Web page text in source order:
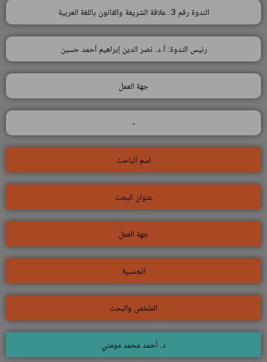
الندوة رقم 3: علاقة الشريعة والقانون باللغة العربية
رئيس الندوة: أ.د. نصر الدين إبراهيم أحمد حسين
جهة العمل
-
اسم الباحث
عنوان البحث
جهة العمل
الجنسية
الملخص والبحث
د. أحمد محمد مومني